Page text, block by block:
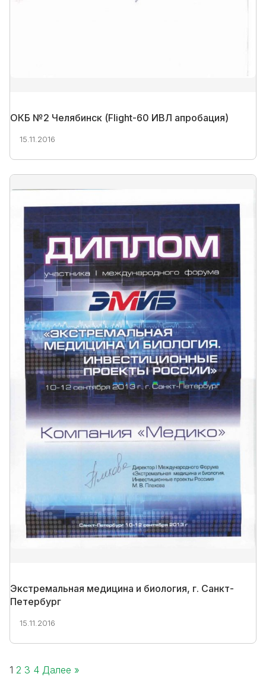
ОКБ №2 Челябинск (Flight-60 ИВЛ апробация)
15.11.2016
Экстремальная медицина и биология, г. Санкт-
Петербург
15.11.2016
1 2 3 4 Далее »